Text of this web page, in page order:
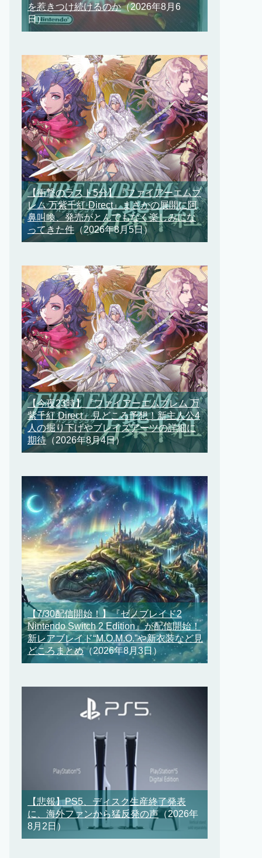
を惹きつけ続けるのか（2026年8月6
日）
【衝撃のラスト5分】『ファイアーエムブ
レム 万紫千紅 Direct』まさかの展開に阿
鼻叫喚、発売がとんでもなく楽しみにな
ってきた件 （2026年8月5日）
【今夜23時】『ファイアーエムブレム 万
紫千紅 Direct』見どころ予想！新主人公4
人の掘り下げやブレイズアーツの詳細に
期待（2026年8月4日）
【7/30配信開始！】『ゼノブレイド2
Nintendo Switch 2 Edition』が配信開始！
新レアブレイド“M.O.M.O.”や新衣装など見
どころまとめ（2026年8月3日）
【悲報】PS5、ディスク生産終了発表
に、海外ファンから猛反発の声（2026年
8月2日）